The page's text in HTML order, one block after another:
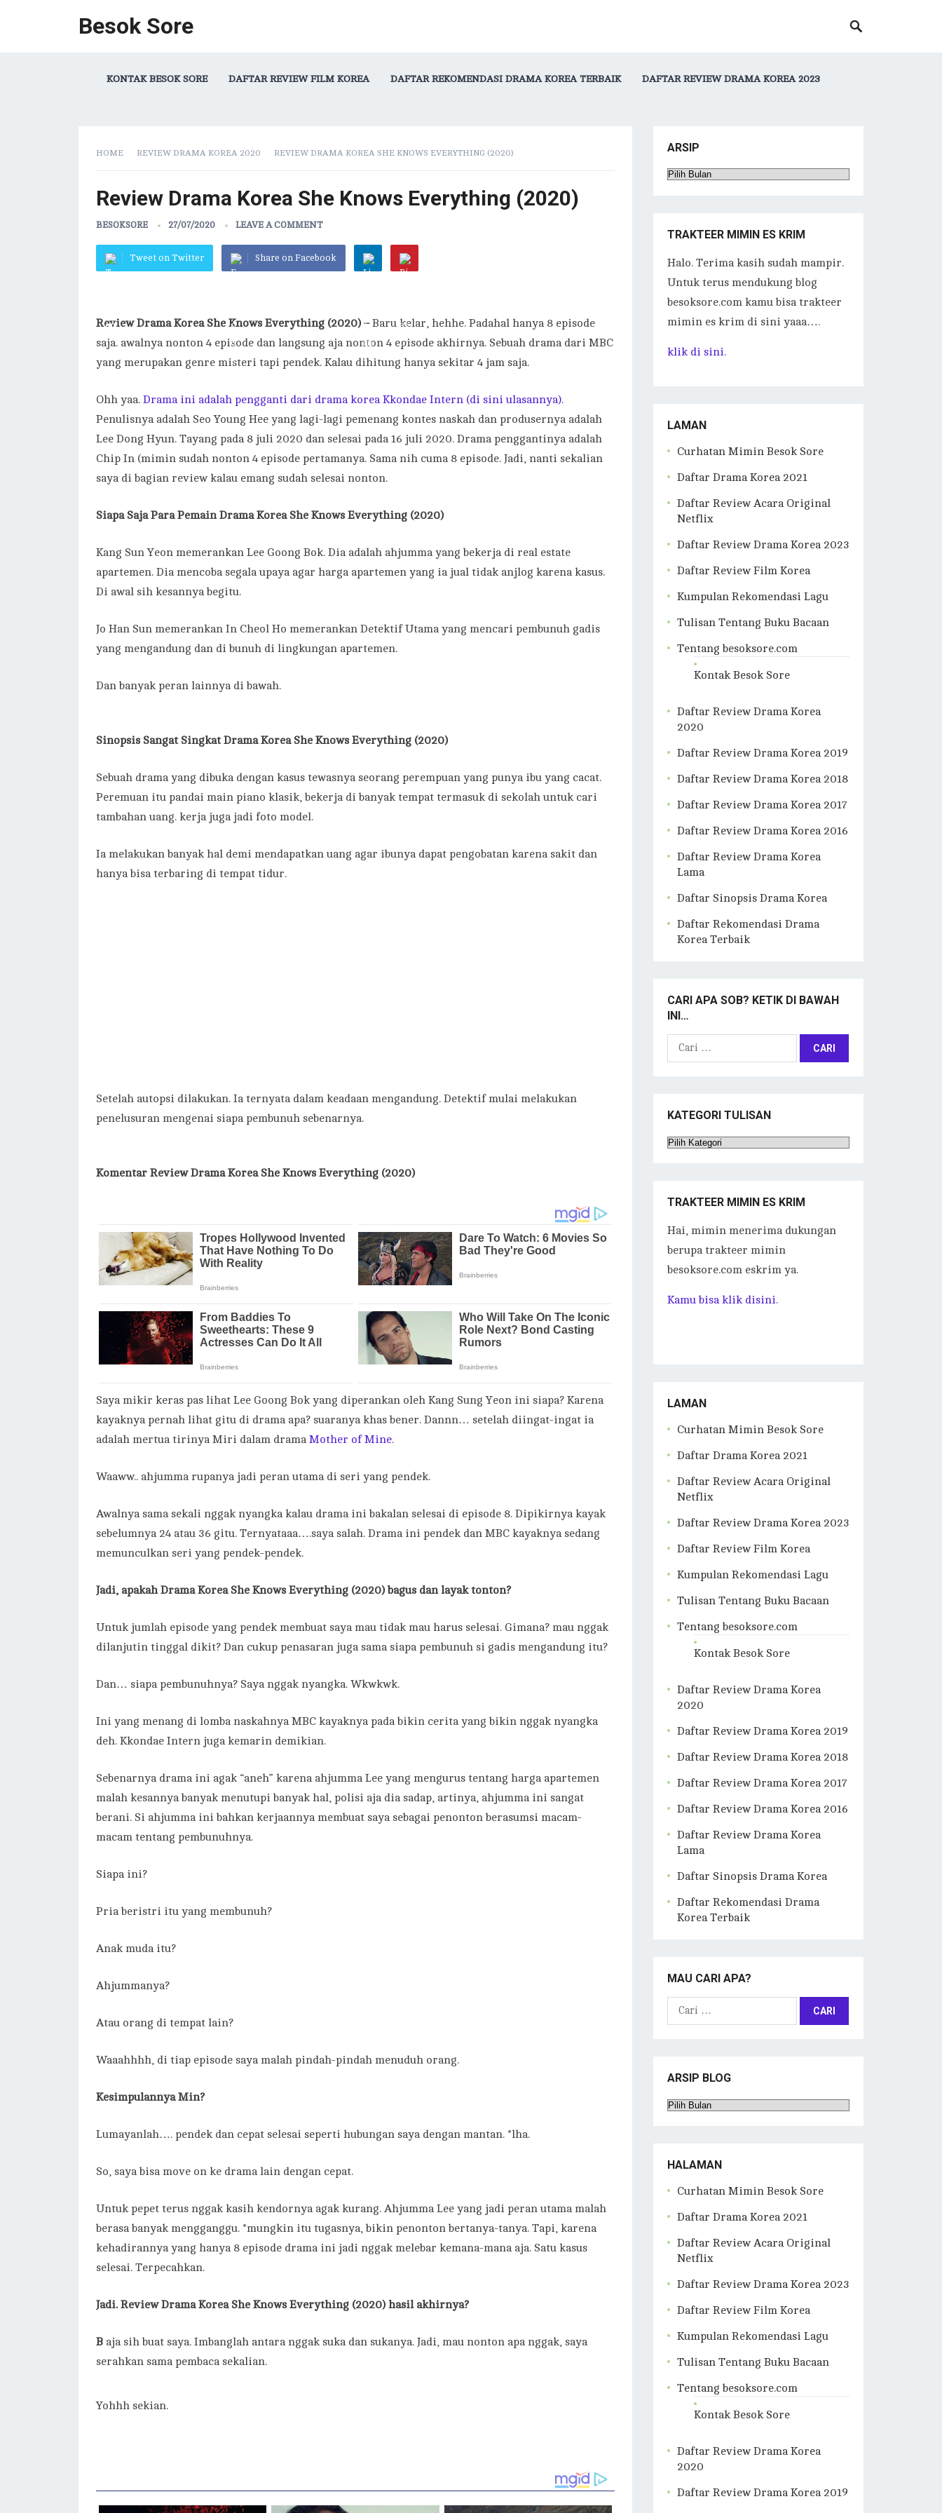
Besok Sore
KONTAK BESOK SORE DAFTAR REVIEW FILM KOREA DAFTAR REKOMENDASI DRAMA KOREA TERBAIK DAFTAR REVIEW DRAMA KOREA 2023
HOME REVIEW DRAMA KOREA 2020 REVIEW DRAMA KOREA SHE KNOWS EVERYTHING (2020)
Review Drama Korea She Knows Everything (2020)
BESOKSORE 27/07/2020 LEAVE A COMMENT
Tweet on Twitter Share on Facebook
Review Drama Korea She Knows Everything (2020) –Baru kelar, hehhe. Padahal hanya 8 episode
saja. awalnya nonton 4 episode dan langsung aja nonton 4 episode akhirnya. Sebuah drama dari MBC
yang merupakan genre misteri tapi pendek. Kalau dihitung hanya sekitar 4 jam saja.
Ohh yaa. Drama ini adalah pengganti dari drama korea Kkondae Intern (di sini ulasannya).
Penulisnya adalah Seo Young Hee yang lagi-lagi pemenang kontes naskah dan produsernya adalah
Lee Dong Hyun. Tayang pada 8 juli 2020 dan selesai pada 16 juli 2020. Drama penggantinya adalah
Chip In (mimin sudah nonton 4 episode pertamanya. Sama nih cuma 8 episode. Jadi, nanti sekalian
saya di bagian review kalau emang sudah selesai nonton.
Siapa Saja Para Pemain Drama Korea She Knows Everything (2020)
Kang Sun Yeon memerankan Lee Goong Bok. Dia adalah ahjumma yang bekerja di real estate
apartemen. Dia mencoba segala upaya agar harga apartemen yang ia jual tidak anjlog karena kasus.
Di awal sih kesannya begitu.
Jo Han Sun memerankan In Cheol Ho memerankan Detektif Utama yang mencari pembunuh gadis
yang mengandung dan di bunuh di lingkungan apartemen.
Dan banyak peran lainnya di bawah.
Sinopsis Sangat Singkat Drama Korea She Knows Everything (2020)
Sebuah drama yang dibuka dengan kasus tewasnya seorang perempuan yang punya ibu yang cacat.
Peremuan itu pandai main piano klasik, bekerja di banyak tempat termasuk di sekolah untuk cari
tambahan uang. kerja juga jadi foto model.
Ia melakukan banyak hal demi mendapatkan uang agar ibunya dapat pengobatan karena sakit dan
hanya bisa terbaring di tempat tidur.
Setelah autopsi dilakukan. Ia ternyata dalam keadaan mengandung. Detektif mulai melakukan
penelusuran mengenai siapa pembunuh sebenarnya.
Komentar Review Drama Korea She Knows Everything (2020)
Saya mikir keras pas lihat Lee Goong Bok yang diperankan oleh Kang Sung Yeon ini siapa? Karena
kayaknya pernah lihat gitu di drama apa? suaranya khas bener. Dannn… setelah diingat-ingat ia
adalah mertua tirinya Miri dalam dramaMother of Mine.
Waaww.. ahjumma rupanya jadi peran utama di seri yang pendek.
Awalnya sama sekali nggak nyangka kalau drama ini bakalan selesai di episode 8. Dipikirnya kayak
sebelumnya 24 atau 36 gitu. Ternyataaa….saya salah. Drama ini pendek dan MBC kayaknya sedang
memunculkan seri yang pendek-pendek.
Jadi, apakah Drama Korea She Knows Everything (2020) bagus dan layak tonton?
Untuk jumlah episode yang pendek membuat saya mau tidak mau harus selesai. Gimana? mau nggak
dilanjutin tinggal dikit? Dan cukup penasaran juga sama siapa pembunuh si gadis mengandung itu?
Dan… siapa pembunuhnya? Saya nggak nyangka. Wkwkwk.
Ini yang menang di lomba naskahnya MBC kayaknya pada bikin cerita yang bikin nggak nyangka
deh. Kkondae Intern juga kemarin demikian.
Sebenarnya drama ini agak “aneh” karena ahjumma Lee yang mengurus tentang harga apartemen
malah kesannya banyak menutupi banyak hal, polisi aja dia sadap, artinya, ahjumma ini sangat
berani. Si ahjumma ini bahkan kerjaannya membuat saya sebagai penonton berasumsi macam-
macam tentang pembunuhnya.
Siapa ini?
Pria beristri itu yang membunuh?
Anak muda itu?
Ahjummanya?
Atau orang di tempat lain?
Waaahhhh, di tiap episode saya malah pindah-pindah menuduh orang.
Kesimpulannya Min?
Lumayanlah…. pendek dan cepat selesai seperti hubungan saya dengan mantan. *lha.
So, saya bisa move on ke drama lain dengan cepat.
Untuk pepet terus nggak kasih kendornya agak kurang. Ahjumma Lee yang jadi peran utama malah
berasa banyak mengganggu. *mungkin itu tugasnya, bikin penonton bertanya-tanya. Tapi, karena
kehadirannya yang hanya 8 episode drama ini jadi nggak melebar kemana-mana aja. Satu kasus
selesai. Terpecahkan.
Jadi. Review Drama Korea She Knows Everything (2020) hasil akhirnya?
B aja sih buat saya. Imbanglah antara nggak suka dan sukanya. Jadi, mau nonton apa nggak, saya
serahkan sama pembaca sekalian.
Yohhh sekian.
ARSIP
Arsip
TRAKTEER MIMIN ES KRIM
Halo. Terima kasih sudah mampir.
Untuk terus mendukung blog
besoksore.com kamu bisa trakteer
mimin es krim di sini yaaa….
klik di sini.
LAMAN
Curhatan Mimin Besok Sore
Daftar Drama Korea 2021
Daftar Review Acara Original
Netflix
Daftar Review Drama Korea 2023
Daftar Review Film Korea
Kumpulan Rekomendasi Lagu
Tulisan Tentang Buku Bacaan
Tentang besoksore.com
Kontak Besok Sore
Daftar Review Drama Korea
2020
Daftar Review Drama Korea 2019
Daftar Review Drama Korea 2018
Daftar Review Drama Korea 2017
Daftar Review Drama Korea 2016
Daftar Review Drama Korea
Lama
Daftar Sinopsis Drama Korea
Daftar Rekomendasi Drama
Korea Terbaik
CARI APA SOB? KETIK DI BAWAH
INI…
Cari
KATEGORI TULISAN
Kategori
TRAKTEER MIMIN ES KRIM
Hai, mimin menerima dukungan
berupa trakteer mimin
besoksore.com eskrim ya.
Kamu bisa klik disini.
LAMAN
Curhatan Mimin Besok Sore
Daftar Drama Korea 2021
Daftar Review Acara Original
Netflix
Daftar Review Drama Korea 2023
Daftar Review Film Korea
Kumpulan Rekomendasi Lagu
Tulisan Tentang Buku Bacaan
Tentang besoksore.com
Kontak Besok Sore
Daftar Review Drama Korea
2020
Daftar Review Drama Korea 2019
Daftar Review Drama Korea 2018
Daftar Review Drama Korea 2017
Daftar Review Drama Korea 2016
Daftar Review Drama Korea
Lama
Daftar Sinopsis Drama Korea
Daftar Rekomendasi Drama
Korea Terbaik
MAU CARI APA?
Cari
ARSIP BLOG
Arsip
HALAMAN
Curhatan Mimin Besok Sore
Daftar Drama Korea 2021
Daftar Review Acara Original
Netflix
Daftar Review Drama Korea 2023
Daftar Review Film Korea
Kumpulan Rekomendasi Lagu
Tulisan Tentang Buku Bacaan
Tentang besoksore.com
Kontak Besok Sore
Daftar Review Drama Korea
2020
Daftar Review Drama Korea 2019